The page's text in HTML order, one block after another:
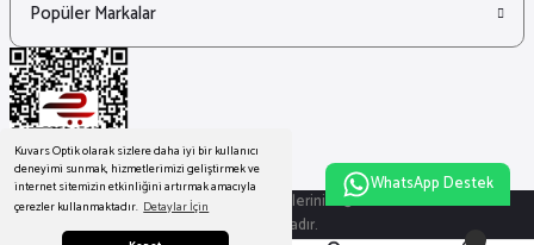
Kuvars Optik olarak sizlere daha iyi bir kullanıcı
deneyimi sunmak, hizmetlerimizi geliştirmek ve
internet sitemizin etkinliğini artırmak amacıyla
çerezler kullanmaktadır. Detaylar İçin
Popüler Markalar
© Tüm Hakları Saklıdır. Kredi kartı bilgileriniz 256bit SSL sertifikası ile
korunmaktadır.
WhatsApp Destek